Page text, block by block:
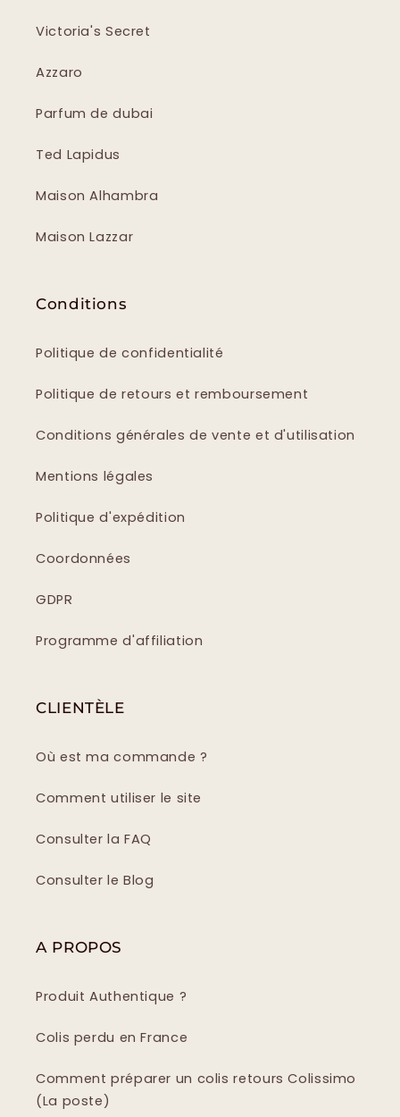
Victoria's Secret
Azzaro
Parfum de dubai
Ted Lapidus
Maison Alhambra
Maison Lazzar
Conditions
Politique de confidentialité
Politique de retours et remboursement
Conditions générales de vente et d'utilisation
Mentions légales
Politique d'expédition
Coordonnées
GDPR
Programme d'affiliation
CLIENTÈLE
Où est ma commande ?
Comment utiliser le site
Consulter la FAQ
Consulter le Blog
A PROPOS
Produit Authentique ?
Colis perdu en France
Comment préparer un colis retours Colissimo
(La poste)